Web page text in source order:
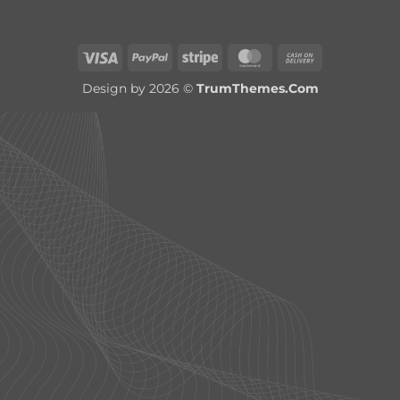
Visa PayPal Stripe MasterCard
Delivery
Design by 2026 © TrumThemes.Com